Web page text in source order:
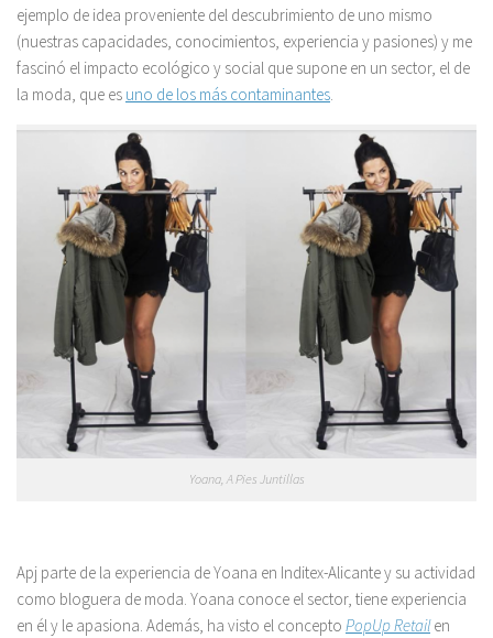
ejemplo de idea proveniente del descubrimiento de uno mismo
(nuestras capacidades, conocimientos, experiencia y pasiones) y me
fascinó el impacto ecológico y social que supone en un sector, el de
la moda, que es uno de los más contaminantes
Yoana, A Pies Juntillas
Apj parte de la experiencia de Yoana en Inditex-Alicante y su actividad
como bloguera de moda. Yoana conoce el sector, tiene experiencia
en él y le apasiona. Además, ha visto el concepto PopUp Retailen